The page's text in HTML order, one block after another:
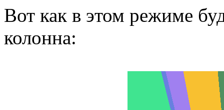
Вот как в этом режиме
колонна: